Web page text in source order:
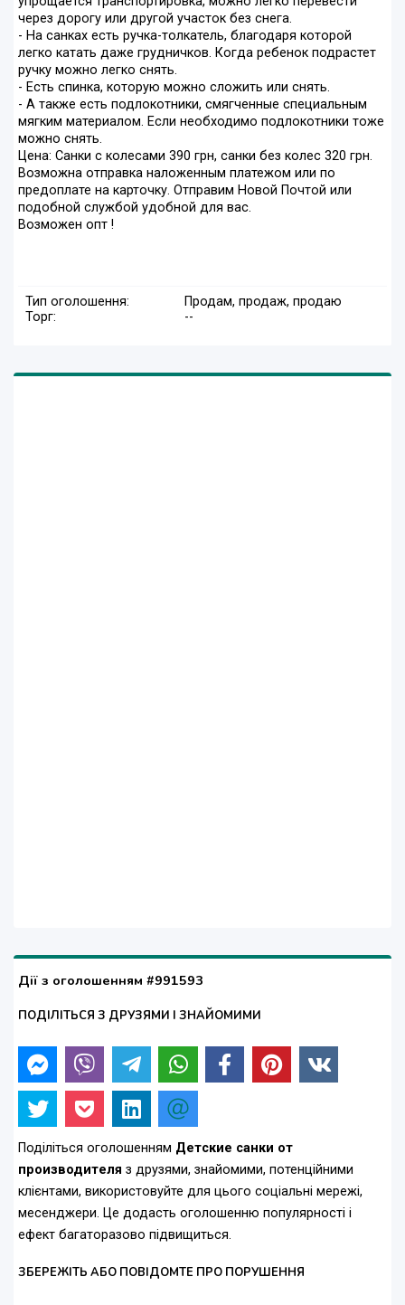
через дорогу или другой участок без снега.
- На санках есть ручка-толкатель, благодаря которой
легко катать даже грудничков. Когда ребенок подрастет
ручку можно легко снять.
- Есть спинка, которую можно сложить или снять.
- А также есть подлокотники, смягченные специальным
мягким материалом. Если необходимо подлокотники тоже
можно снять.
Цена: Санки с колесами 390 грн, санки без колес 320 грн.
Возможна отправка наложенным платежом или по
предоплате на карточку. Отправим Новой Почтой или
подобной службой удобной для вас.
Возможен опт !
Тип оголошення:
Продам, продаж, продаю
Торг:
--
Дії з оголошенням #991593
ПОДІЛІТЬСЯ З ДРУЗЯМИ І ЗНАЙОМИМИ
Поділіться оголошенням Детские санки от
производителя з друзями, знайомими, потенційними
клієнтами, використовуйте для цього соціальні мережі,
месенджери. Це додасть оголошенню популярності і
ефект багаторазово підвищиться.
ЗБЕРЕЖІТЬ АБО ПОВІДОМТЕ ПРО ПОРУШЕННЯ